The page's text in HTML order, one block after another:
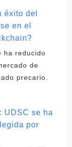
éxito del
en el
ha reducido
de
precario.
UDSC se ha
por